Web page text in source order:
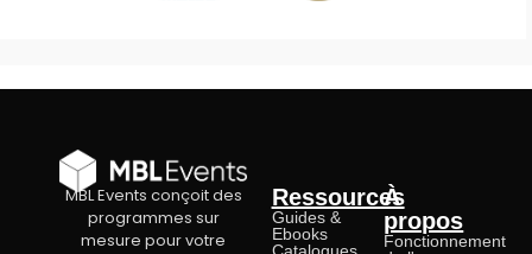
MBL Events conçoit des
programmes sur
mesure pour votre
Ressources
Guides &
Ebooks
À
propos
Fonctionnement